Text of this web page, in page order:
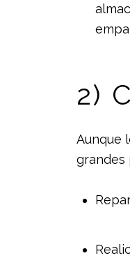
2)
Aunque
grandes